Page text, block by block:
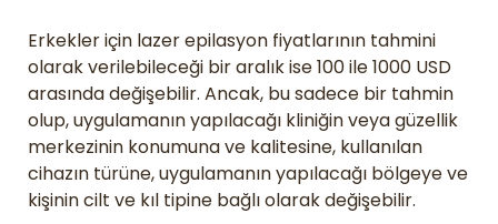
Erkekler için lazer epilasyon fiyatlarının tahmini
olarak verilebileceği bir aralık ise 100 ile 1000 USD
arasında değişebilir. Ancak, bu sadece bir tahmin
olup, uygulamanın yapılacağı kliniğin veya güzellik
merkezinin konumuna ve kalitesine, kullanılan
cihazın türüne, uygulamanın yapılacağı bölgeye ve
kişinin cilt ve kıl tipine bağlı olarak değişebilir.